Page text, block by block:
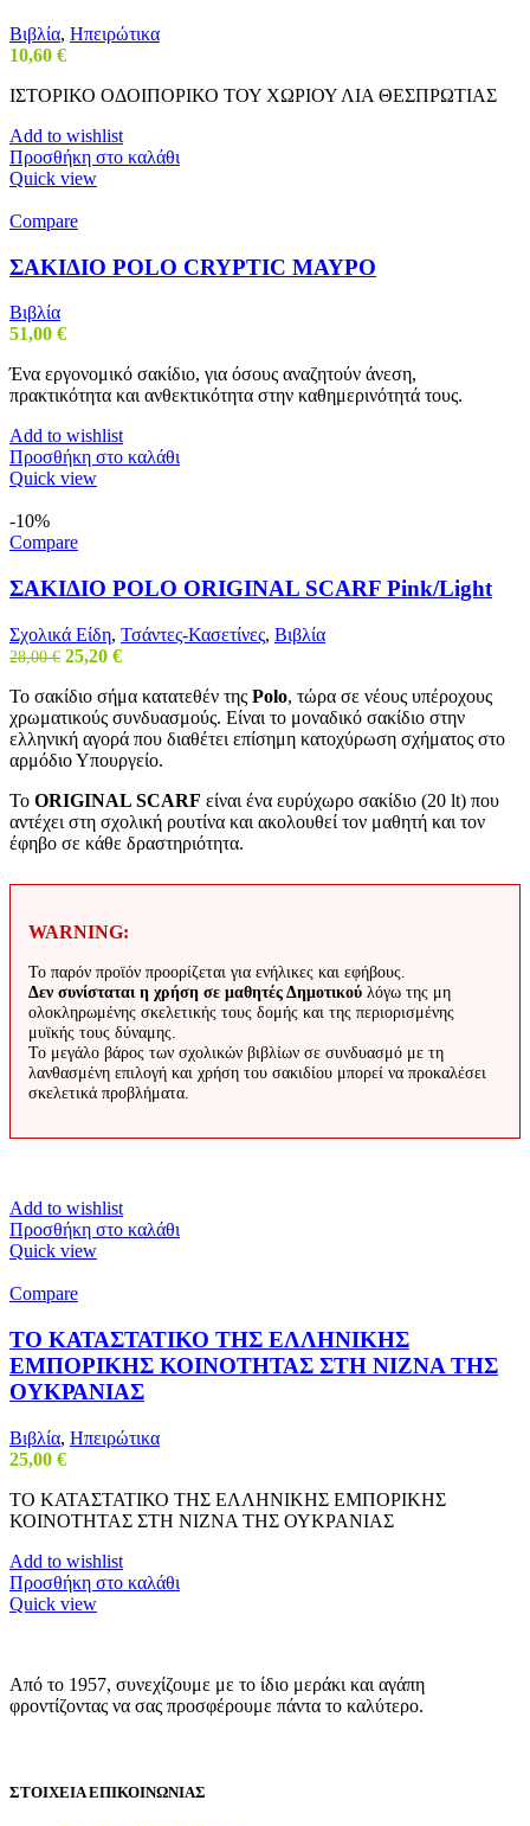
Βιβλία, Ηπειρώτικα
10,60 €
ΙΣΤΟΡΙΚΟ ΟΔΟΙΠΟΡΙΚΟ ΤΟΥ ΧΩΡΙΟΥ ΛΙΑ ΘΕΣΠΡΩΤΙΑΣ
Add to wishlist
Προσθήκη στο καλάθι
Quick view
Compare
ΣΑΚΙΔΙΟ POLO CRYPTIC ΜΑΥΡΟ
Βιβλία
51,00 €
Ένα εργονομικό σακίδιο, για όσους αναζητούν άνεση,
πρακτικότητα και ανθεκτικότητα στην καθημερινότητά τους.
Add to wishlist
Προσθήκη στο καλάθι
Quick view
-10%
Compare
ΣΑΚΙΔΙΟ POLO ORIGINAL SCARF Pink/Light
Σχολικά Είδη, Τσάντες-Κασετίνες, Βιβλία
28,00€ Original
was:
28,00 €.
25,20 €Η
τιμή
είναι:
25,20 €.
Το σακίδιο σήμα κατατεθέν της Polo, τώρα σε νέους υπέροχους
χρωματικούς συνδυασμούς. Είναι τo μοναδικό σακίδιο στην
ελληνική αγορά που διαθέτει επίσημη κατοχύρωση σχήματος στο
αρμόδιο Υπουργείο.
Το ORIGINAL SCARF είναι ένα ευρύχωρο σακίδιο (20 lt) που
αντέχει στη σχολική ρουτίνα και ακολουθεί τον μαθητή και τον
έφηβο σε κάθε δραστηριότητα.
WARNING:
Το παρόν προϊόν προορίζεται για ενήλικες και εφήβους.
Δεν συνίσταται η χρήση σε μαθητές Δημοτικού λόγω της μη
ολοκληρωμένης σκελετικής τους δομής και της περιορισμένης
μυϊκής τους δύναμης.
Το μεγάλο βάρος των σχολικών βιβλίων σε συνδυασμό με τη
λανθασμένη επιλογή και χρήση του σακιδίου μπορεί να προκαλέσει
σκελετικά προβλήματα.
Add to wishlist
Προσθήκη στο καλάθι
Quick view
Compare
ΤΟ ΚΑΤΑΣΤΑΤΙΚΟ ΤΗΣ ΕΛΛΗΝΙΚΗΣ
ΕΜΠΟΡΙΚΗΣ ΚΟΙΝΟΤΗΤΑΣ ΣΤΗ ΝΙΖΝΑ ΤΗΣ
ΟΥΚΡΑΝΙΑΣ
Βιβλία, Ηπειρώτικα
25,00 €
ΤΟ ΚΑΤΑΣΤΑΤΙΚΟ ΤΗΣ ΕΛΛΗΝΙΚΗΣ ΕΜΠΟΡΙΚΗΣ
ΚΟΙΝΟΤΗΤΑΣ ΣΤΗ ΝΙΖΝΑ ΤΗΣ ΟΥΚΡΑΝΙΑΣ
Add to wishlist
Προσθήκη στο καλάθι
Quick view
Από το 1957, συνεχίζουμε με το ίδιο μεράκι και αγάπη
φροντίζοντας να σας προσφέρουμε πάντα το καλύτερο.
ΣΤΟΙΧΕΙΑ ΕΠΙΚΟΙΝΩΝΙΑΣ